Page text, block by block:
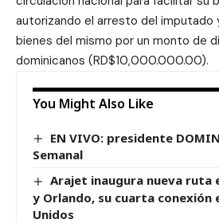
autorizando el arresto del imputado
bienes del mismo por un monto de
dominicanos (RD$10,000.000.00).
You Might Also Like
EN VIVO: presidente
Semanal
Arajet inaugura nueva ruta
y Orlando, su cuarta conexión
Unidos